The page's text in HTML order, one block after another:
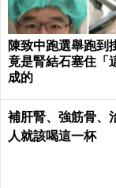
陳致中跑選舉跑到
竟是腎結石塞住「
成的
補肝腎、強筋骨
人就該喝這一杯